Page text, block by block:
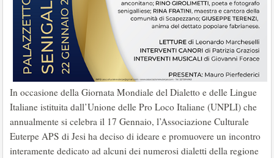
In occasione della Giornata Mondiale del Dialetto e delle Lingue
Italiane istituita dall’Unione delle Pro Loco Italiane (UNPLI) che
annualmente si celebra il 17 Gennaio, l’Associazione Culturale
Euterpe APS di Jesi ha deciso di ideare e promuovere un incontro
interamente dedicato ad alcuni dei numerosi dialetti della regione